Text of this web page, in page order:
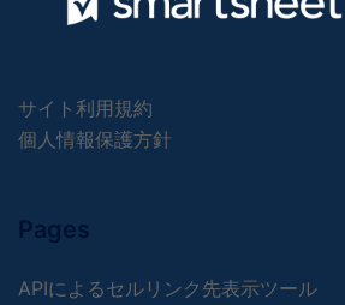
サイト利用規約
個人情報保護方針
Pages
APIによるセルリンク先表示ツール